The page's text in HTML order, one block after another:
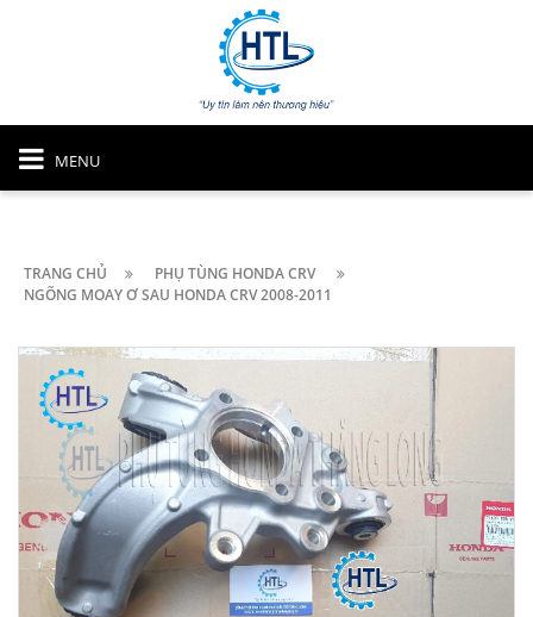
MENU
TRANG CHỦ
PHỤ TÙNG HONDA CRV
NGÕNG MOAY Ơ SAU HONDA CRV 2008-2011